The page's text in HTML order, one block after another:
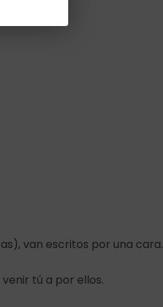
van escritos por una cara.
venir tú a por ellos.